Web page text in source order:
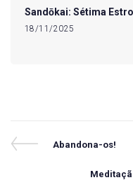
Sandōkai: Sétima
18/11/2025
Navegação
Previous
Abandona-os!
Next